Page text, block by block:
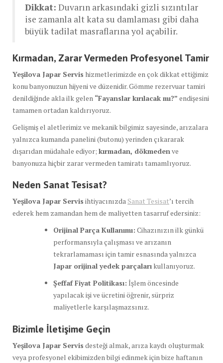
Dikkat: Duvarın arkasındaki gizli sızıntılar
ise zamanla alt kata su damlaması gibi daha
büyük tadilat masraflarına yol açabilir.
Kırmadan, Zarar Vermeden Profesyonel Tamir
Yeşilova Japar Servis hizmetlerimizde en çok dikkat ettiğimiz
konu banyonuzun hijyeni ve düzenidir. Gömme rezervuar tamiri
denildiğinde akla ilk gelen “Fayanslar kırılacak mı?” endişesini
tamamen ortadan kaldırıyoruz.
Gelişmiş el aletlerimiz ve mekanik bilgimiz sayesinde, arızalara
yalnızca kumanda panelini (butonu) yerinden çıkararak
dışarıdan müdahale ediyor; kırmadan, dökmeden ve
banyonuza hiçbir zarar vermeden tamiratı tamamlıyoruz.
Neden Sanat Tesisat?
Yeşilova Japar Servis ihtiyacınızda Sanat Tesisat’ı tercih
ederek hem zamandan hem de maliyetten tasarruf edersiniz:
Orijinal Parça Kullanımı: Cihazınızın ilk günkü
performansıyla çalışması ve arızanın
tekrarlamaması için tamir esnasında yalnızca
Japar orijinal yedek parçaları kullanıyoruz.
Şeffaf Fiyat Politikası: İşlem öncesinde
yapılacak işi ve ücretini öğrenir, sürpriz
maliyetlerle karşılaşmazsınız.
Bizimle İletişime Geçin
Yeşilova Japar Servis desteği almak, arıza kaydı oluşturmak
veya profesyonel ekibimizden bilgi edinmek için bize haftanın